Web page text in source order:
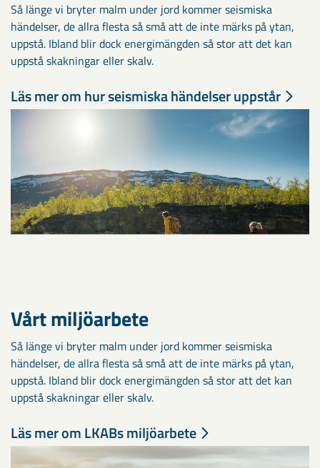
Så länge vi bryter malm under jord kommer seismiska
händelser, de allra flesta så små att de inte märks på ytan,
uppstå. Ibland blir dock energimängden så stor att det kan
uppstå skakningar eller skalv.
Läs mer om hur seismiska händelser uppstår
Vårt miljöarbete
Så länge vi bryter malm under jord kommer seismiska
händelser, de allra flesta så små att de inte märks på ytan,
uppstå. Ibland blir dock energimängden så stor att det kan
uppstå skakningar eller skalv.
Läs mer om LKABs miljöarbete